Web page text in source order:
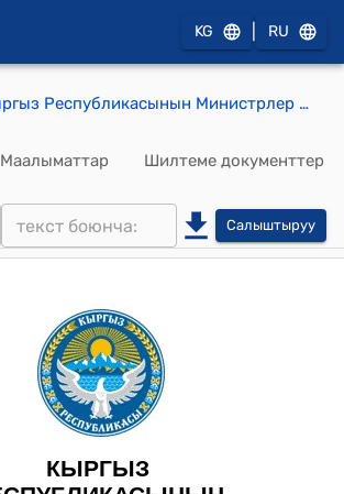
KG RU
Кыргыз Республикасынын Министрлер Кабинетинин 2024-жылдын 12-сентябрындагы № 541-т (Кыргыз Республикасынын Министрлер Кабинетинин 2023-жылдын 15-февралындагы № 55-т тескемесине төмөнкүдөй өзгөртүү киргизүү тууралуу) тескемеси
Маалыматтар Шилтеме документтер
Салыштыруу